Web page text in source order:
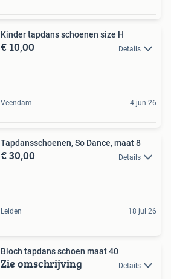
Kinder tapdans schoenen size H
€ 10,00 Details
Veendam 4 jun 26
Tapdansschoenen, So Dance, maat 8
€ 30,00 Details
Leiden 18 jul 26
Bloch tapdans schoen maat 40
Zie omschrijving Details